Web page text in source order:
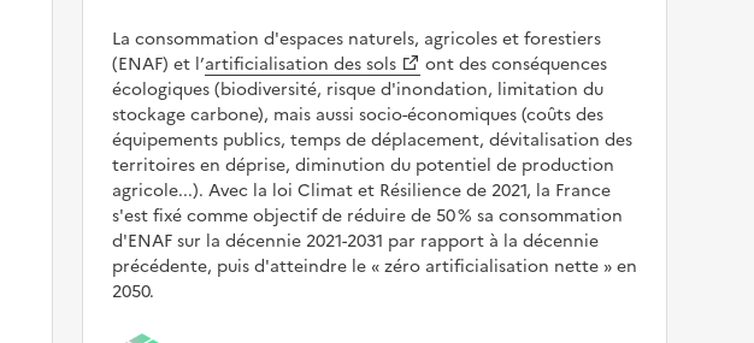
La consommation d'espaces naturels, agricoles et forestiers
(ENAF) et l’artificialisation des sols
ont des conséquences
écologiques (biodiversité, risque d'inondation, limitation du
stockage carbone), mais aussi socio-économiques (coûts des
équipements publics, temps de déplacement, dévitalisation des
territoires en déprise, diminution du potentiel de production
agricole...). Avec la loi Climat et Résilience de 2021, la France
s'est fixé comme objectif de réduire de 50 % sa consommation
d'ENAF sur la décennie 2021-2031 par rapport à la décennie
précédente, puis d'atteindre le zéro artificialisation nette en
2050.